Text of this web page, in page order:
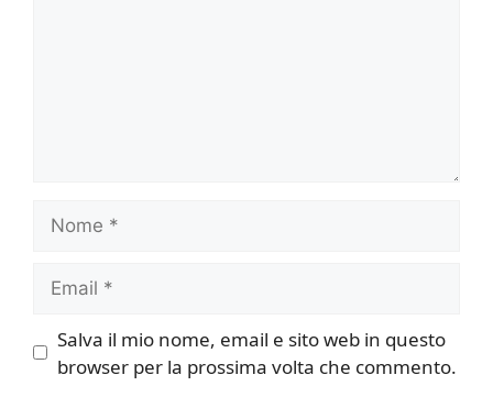
Salva il mio nome, email e sito web in questo
browser per la prossima volta che commento.